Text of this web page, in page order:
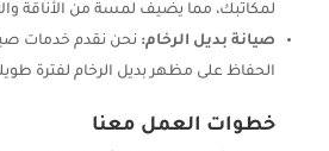
لمكاتبك، مما يضيف لمسة من الأناقة
صيانة بديل الرخام: نحن نقدم خدمات
الحفاظ على مظهر بديل الرخام لفترة
خطوات العمل معنا